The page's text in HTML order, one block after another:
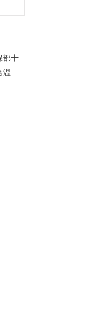
部十
温